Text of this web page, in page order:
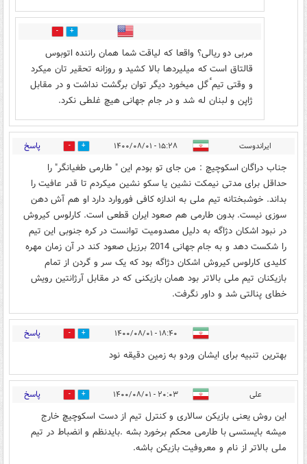
10
مربی‌ دو ریالی؟ واقعا که لیاقت شما همان راننده اتوبوس
قالتاق است که میلیردها بالا کشید و روزانه تحقیر تان میکرد
و وقتی‌ تیم ٔگل میخورد دیگر توان برگشت نداشت و در مقابل
ژاپن و لبنان له شد و در جام جهانی‌ هیچ غلطی نکرد.
ایراندوست ۱۵:۲۸ - ۱۴۰۰/۰۸/۰۱ 5 پاسخ
جناب دراگان اسکوچیچ : من جای تو بودم این " طارمی طغیانگر" را
حداقل برای مدتی نیمکت نشین یا سکو نشین میکردم تا قدر عافیت را
بداند. خوشبختانه تیم ملی به اندازه کافی فوروارد دارد او هم آش دهن
سوزی نیست. بدون طارمی هم صعود ایران قطعی است. کارلوس کیروش
در نبود اشکان دژاگه به دلیل مصدومیت توانست در کره جنوبی این تیم
را شکست دهد و به جام جهانی 2014 برزیل صعود کند در آن زمان مهره
کلیدی کارلوس کیروش اشکان دژاگه بود که یک سر و گردن از تمام
بازیکنان تیم ملی بالاتر بود همان بازیکنی که در مقابل آرژانتین رویش
خطای پنالتی شد و داور نگرفت.
۱۸:۴۰ - ۱۴۰۰/۰۸/۰۱ 1 پاسخ
بهترین تنبیه برای ایشان وردو به زمین دقیقه نود
علی ۲۰:۰۳ - ۱۴۰۰/۰۸/۰۱ 2 پاسخ
این روش یعنی بازیکن سالاری و کنترل تیم از دست اسکوچیچ خارج
میشه بایستسی با طارمی محکم برخورد بشه .بایدنظم و انضباط در تیم
ملی بالاتر از نام و معروفیت بازیکن باشه.